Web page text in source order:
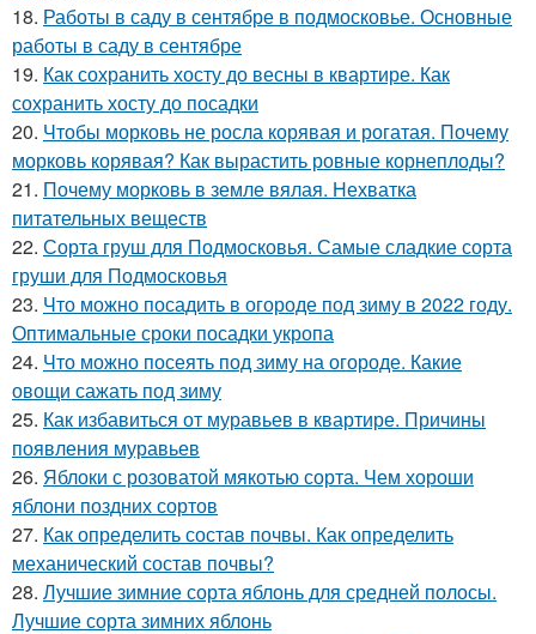
18. Работы в саду в сентябре в подмосковье. Основные
работы в саду в сентябре
19. Как сохранить хосту до весны в квартире. Как
сохранить хосту до посадки
20. Чтобы морковь не росла корявая и рогатая. Почему
морковь корявая? Как вырастить ровные корнеплоды?
21. Почему морковь в земле вялая. Нехватка
питательных веществ
22. Сорта груш для Подмосковья. Самые сладкие сорта
груши для Подмосковья
23. Что можно посадить в огороде под зиму в 2022 году.
Оптимальные сроки посадки укропа
24. Что можно посеять под зиму на огороде. Какие
овощи сажать под зиму
25. Как избавиться от муравьев в квартире. Причины
появления муравьев
26. Яблоки с розоватой мякотью сорта. Чем хороши
яблони поздних сортов
27. Как определить состав почвы. Как определить
механический состав почвы?
28. Лучшие зимние сорта яблонь для средней полосы.
Лучшие сорта зимних яблонь